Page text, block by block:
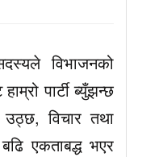
विभाजनको
पार्टी ब्युँझन्छ
विचार तथा
एकताबद्ध भएर